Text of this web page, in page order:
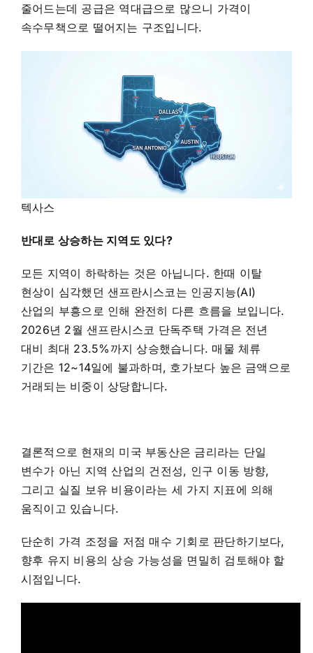
줄어드는데 공급은 역대급으로 많으니 가격이
속수무책으로 떨어지는 구조입니다.
텍사스
반대로 상승하는 지역도 있다?
모든 지역이 하락하는 것은 아닙니다. 한때 이탈
현상이 심각했던 샌프란시스코는 인공지능(AI)
산업의 부흥으로 인해 완전히 다른 흐름을 보입니다.
2026년 2월 샌프란시스코 단독주택 가격은 전년
대비 최대 23.5%까지 상승했습니다. 매물 체류
기간은 12~14일에 불과하며, 호가보다 높은 금액으로
거래되는 비중이 상당합니다.
결론적으로 현재의 미국 부동산은 금리라는 단일
변수가 아닌 지역 산업의 건전성, 인구 이동 방향,
그리고 실질 보유 비용이라는 세 가지 지표에 의해
움직이고 있습니다.
단순히 가격 조정을 저점 매수 기회로 판단하기보다,
향후 유지 비용의 상승 가능성을 면밀히 검토해야 할
시점입니다.